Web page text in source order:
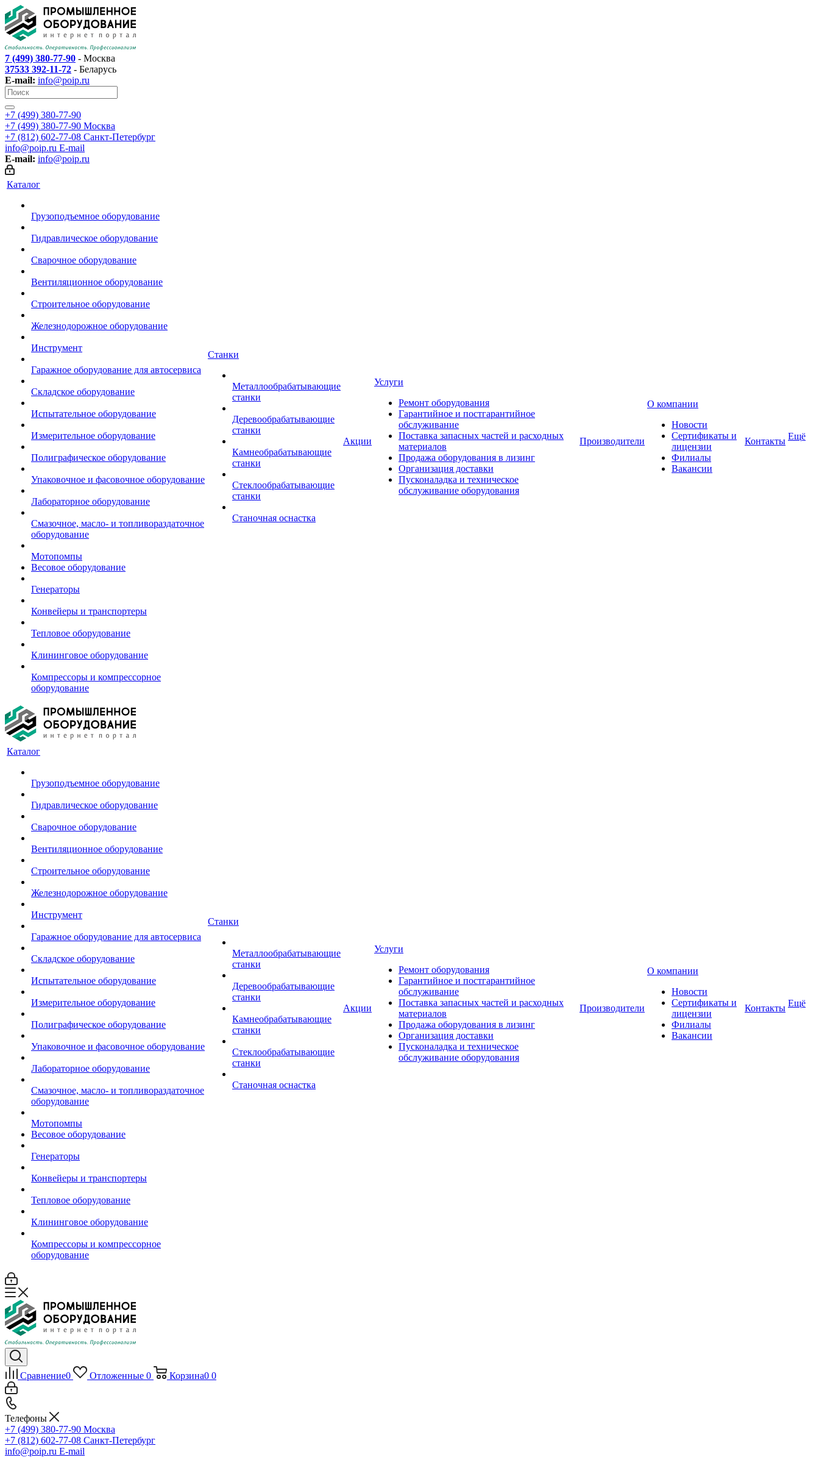
7 (499) 380-77-90 - Москва
37533 392-11-72 - Беларусь
E-mail: info@poip.ru
+7 (499) 380-77-90
+7 (499) 380-77-90 Москва
+7 (812) 602-77-08 Санкт-Петербург
info@poip.ru E-mail
E-mail: info@poip.ru
Каталог
Грузоподъемное оборудование
Гидравлическое оборудование
Сварочное оборудование
Вентиляционное оборудование
Строительное оборудование
Железнодорожное оборудование
Инструмент
Гаражное оборудование для автосервиса
Складское оборудование
Испытательное оборудование
Измерительное оборудование
Полиграфическое оборудование
Упаковочное и фасовочное оборудование
Лабораторное оборудование
Смазочное, масло- и топливораздаточное
оборудование
Мотопомпы
Весовое оборудование
Генераторы
Конвейеры и транспортеры
Тепловое оборудование
Клининговое оборудование
Компрессоры и компрессорное
оборудование
Станки
Металлообрабатывающие
станки
Деревообрабатывающие
станки
Камнеобрабатывающие
станки
Стеклообрабатывающие
станки
Станочная оснастка
Акции
Услуги
Ремонт оборудования
Гарантийное и постгарантийное
обслуживание
Поставка запасных частей и расходных
материалов
Продажа оборудования в лизинг
Организация доставки
Пусконаладка и техническое
обслуживание оборудования
Производители
О компании
Новости
Сертификаты и
лицензии
Филиалы
Вакансии
Контакты Ещё
Каталог
Грузоподъемное оборудование
Гидравлическое оборудование
Сварочное оборудование
Вентиляционное оборудование
Строительное оборудование
Железнодорожное оборудование
Инструмент
Гаражное оборудование для автосервиса
Складское оборудование
Испытательное оборудование
Измерительное оборудование
Полиграфическое оборудование
Упаковочное и фасовочное оборудование
Лабораторное оборудование
Смазочное, масло- и топливораздаточное
оборудование
Мотопомпы
Весовое оборудование
Генераторы
Конвейеры и транспортеры
Тепловое оборудование
Клининговое оборудование
Компрессоры и компрессорное
оборудование
Станки
Металлообрабатывающие
станки
Деревообрабатывающие
станки
Камнеобрабатывающие
станки
Стеклообрабатывающие
станки
Станочная оснастка
Акции
Услуги
Ремонт оборудования
Гарантийное и постгарантийное
обслуживание
Поставка запасных частей и расходных
материалов
Продажа оборудования в лизинг
Организация доставки
Пусконаладка и техническое
обслуживание оборудования
Производители
О компании
Новости
Сертификаты и
лицензии
Филиалы
Вакансии
Контакты Ещё
Сравнение0 Отложенные 0 Корзина0 0
Телефоны
+7 (499) 380-77-90 Москва
+7 (812) 602-77-08 Санкт-Петербург
info@poip.ru E-mail